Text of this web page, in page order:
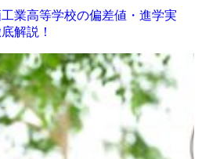
業高等学校の偏差値・進学実
解説！